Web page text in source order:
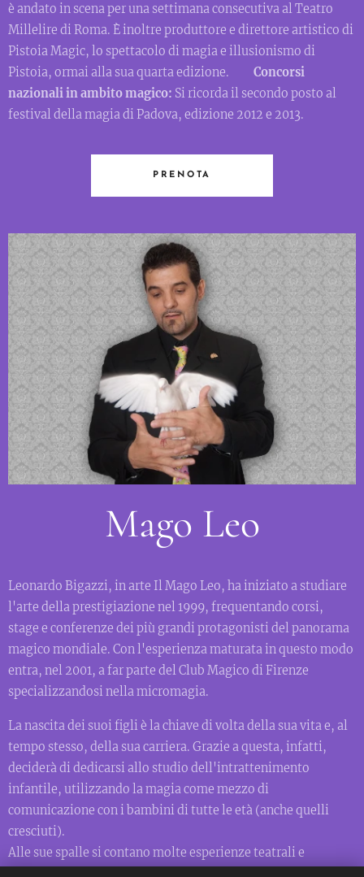
è andato in scena per una settimana consecutiva al Teatro
Millelire di Roma. È inoltre produttore e direttore artistico di
Pistoia Magic, lo spettacolo di magia e illusionismo di
Pistoia, ormai alla sua quarta edizione. Concorsi
nazionali in ambito magico: Si ricorda il secondo posto al
festival della magia di Padova, edizione 2012 e 2013.
PRENOTA
Mago Leo
Leonardo Bigazzi, in arte Il Mago Leo, ha iniziato a studiare
l'arte della prestigiazione nel 1999, frequentando corsi,
stage e conferenze dei più grandi protagonisti del panorama
magico mondiale. Con l'esperienza maturata in questo modo
entra, nel 2001, a far parte del Club Magico di Firenze
specializzandosi nella micromagia.
La nascita dei suoi figli è la chiave di volta della sua vita e, al
tempo stesso, della sua carriera. Grazie a questa, infatti,
deciderà di dedicarsi allo studio dell'intrattenimento
infantile, utilizzando la magia come mezzo di
comunicazione con i bambini di tutte le età (anche quelli
cresciuti).
Alle sue spalle si contano molte esperienze teatrali e